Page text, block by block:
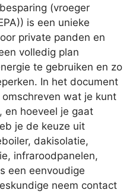
(vroeger
is een unieke
private panden en
volledig plan
te gebruiken en zo
In het document
wat je kunt
en hoeveel je gaat
je de keuze uit
dakisolatie,
infraroodpanelen,
een eenvoudige
neem contact